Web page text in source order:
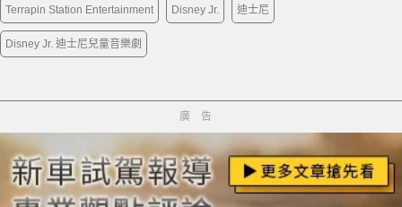
Terrapin Station Entertainment Disney Jr. 迪士尼
Disney Jr. 迪士尼兒童音樂劇
廣告